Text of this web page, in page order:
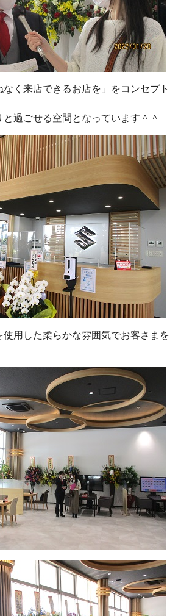
なく来店できるお店を」をコンセプト
過ごせる空間となっています＾＾
用した柔らかな雰囲気でお客さまを